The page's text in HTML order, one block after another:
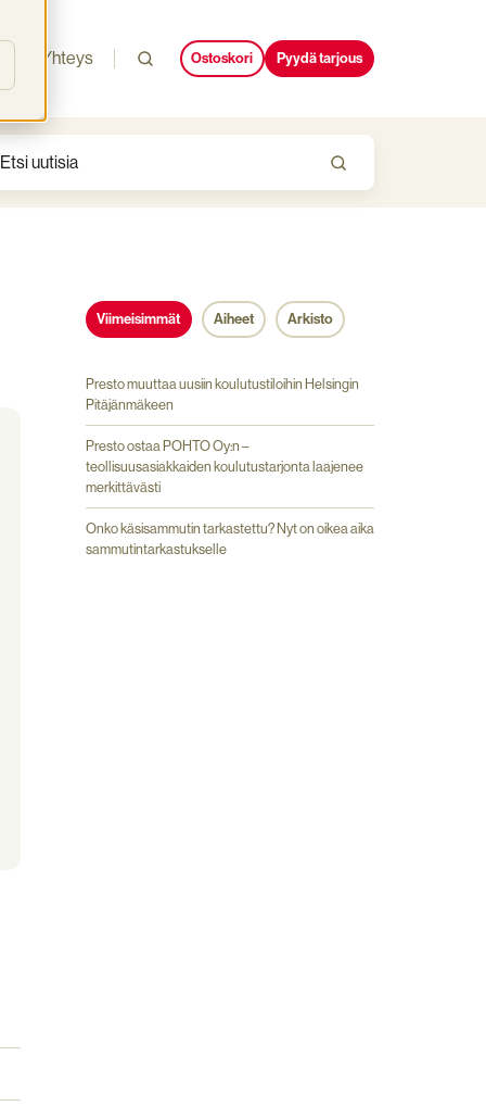
Yhteys Ostoskori Pyydä tarjous
Viimeisimmät Aiheet Arkisto
Presto muuttaa uusiin koulutustiloihin Helsingin
Pitäjänmäkeen
Presto ostaa POHTO Oy:n –
teollisuusasiakkaiden koulutustarjonta laajenee
merkittävästi
Onko käsisammutin tarkastettu? Nyt on oikea aika
sammutintarkastukselle